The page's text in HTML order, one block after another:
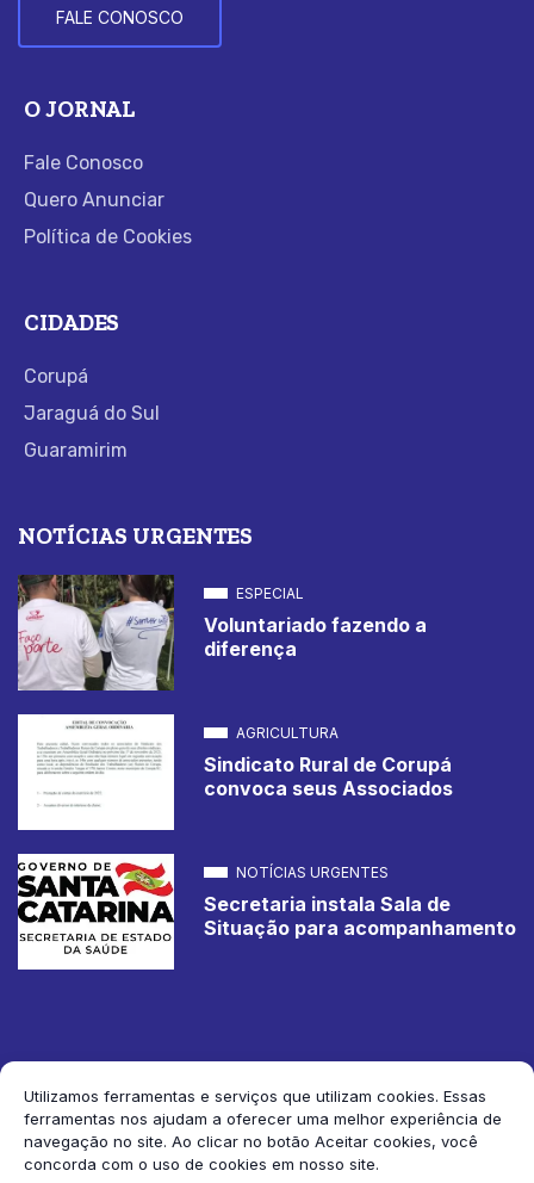
Utilizamos ferramentas e serviços que utilizam cookies. Essas
ferramentas nos ajudam a oferecer uma melhor experiência de
navegação no site. Ao clicar no botão Aceitar cookies, você
concorda com o uso de cookies em nosso site.
FALE CONOSCO
O JORNAL
Fale Conosco
Quero Anunciar
Política de Cookies
CIDADES
Corupá
Jaraguá do Sul
Guaramirim
NOTÍCIAS URGENTES
ESPECIAL
Voluntariado fazendo a
diferença
AGRICULTURA
Sindicato Rural de Corupá
convoca seus Associados
NOTÍCIAS URGENTES
Secretaria instala Sala de
Situação para acompanhamento
2026 Jornal de Corupá. Todos os direitos reservados.